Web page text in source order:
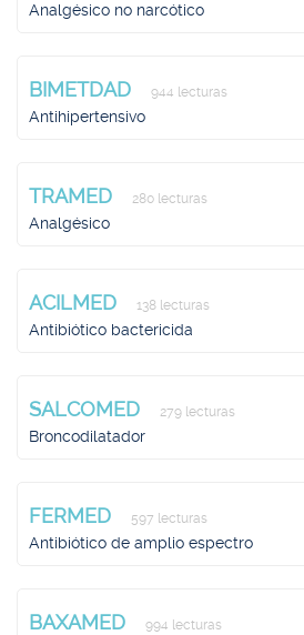
Analgésico no narcótico
BIMETDAD 944 lecturas
Antihipertensivo
TRAMED 280 lecturas
Analgésico
ACILMED 138 lecturas
Antibiótico bactericida
SALCOMED 279 lecturas
Broncodilatador
FERMED 597 lecturas
Antibiótico de amplio espectro
BAXAMED 994 lecturas